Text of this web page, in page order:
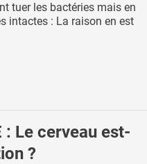
tuer les bactéries mais en
intactes : La raison en est
: Le cerveau est-
?